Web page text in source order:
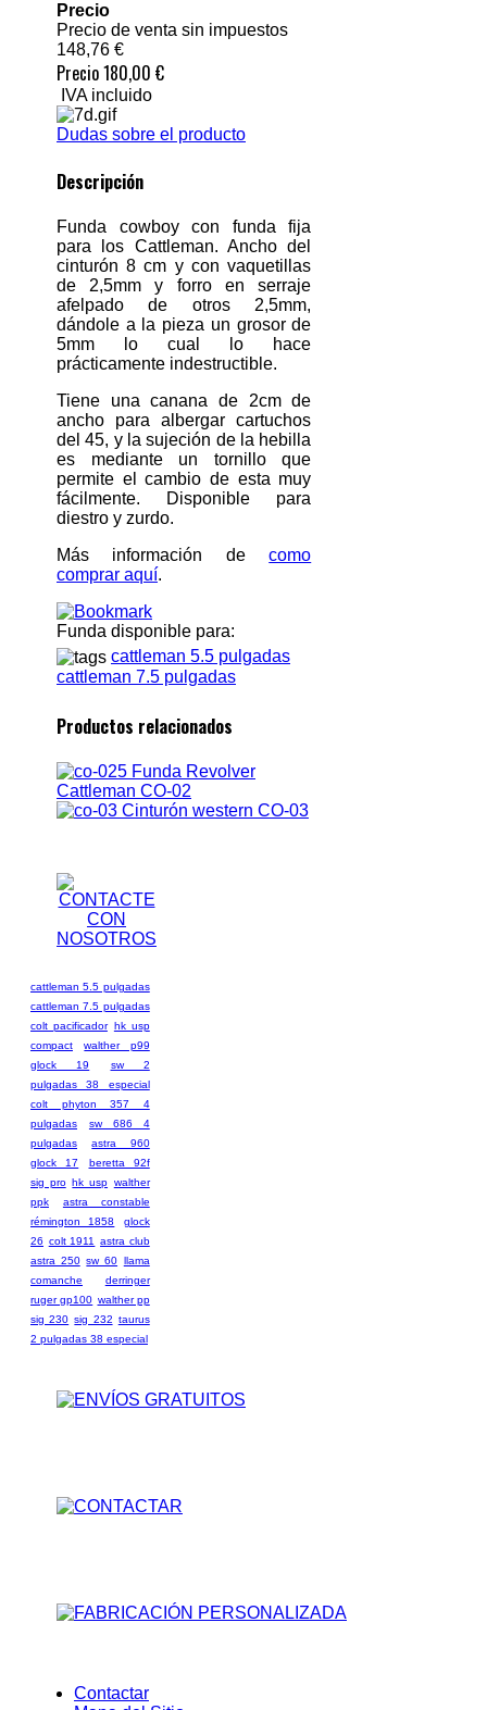
Precio
Precio de venta sin impuestos
148,76 €
Precio180,00 €
IVA incluido
Dudas sobre el producto
Descripción
Funda cowboy con funda fija
para los Cattleman. Ancho del
cinturón 8 cm y con vaquetillas
de 2,5mm y forro en serraje
afelpado de otros 2,5mm,
dándole a la pieza un grosor de
5mm lo cual lo hace
prácticamente indestructible.
Tiene una canana de 2cm de
ancho para albergar cartuchos
del 45, y la sujeción de la hebilla
es mediante un tornillo que
permite el cambio de esta muy
fácilmente. Disponible para
diestro y zurdo.
Más información decomo
comprar aquí.
Funda disponible para:
cattleman 5.5 pulgadas
cattleman 7.5 pulgadas
Productos relacionados
Funda Revolver
Cattleman CO-02
Cinturón western CO-03
cattleman 5.5 pulgadas
cattleman 7.5 pulgadas
colt pacificador hk usp
compact
walther p99
glock 19
sw 2
pulgadas 38 especial
colt phyton 357 4
pulgadas
sw 686 4
pulgadas
astra 960
glock 17
beretta 92f
sig pro hk usp walther
ppk
astra constable
rémington 1858
glock
26 colt 1911 astra club
astra 250 sw 60 llama
comanche
derringer
ruger gp100 walther pp
sig 230 sig 232 taurus
2 pulgadas 38 especial
Contactar